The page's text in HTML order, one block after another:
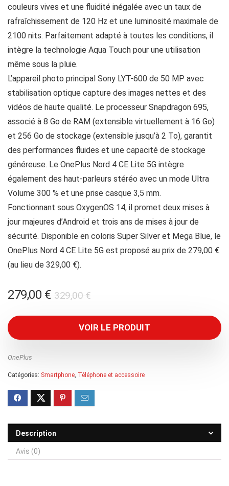
couleurs vives et une fluidité inégalée avec un taux de
rafraîchissement de 120 Hz et une luminosité maximale de
2100 nits. Parfaitement adapté à toutes les conditions, il
intègre la technologie Aqua Touch pour une utilisation
même sous la pluie.
L’appareil photo principal Sony LYT-600 de 50 MP avec
stabilisation optique capture des images nettes et des
vidéos de haute qualité. Le processeur Snapdragon 695,
associé à 8 Go de RAM (extensible virtuellement à 16 Go)
et 256 Go de stockage (extensible jusqu’à 2 To), garantit
des performances fluides et une capacité de stockage
généreuse. Le OnePlus Nord 4 CE Lite 5G intègre
également des haut-parleurs stéréo avec un mode Ultra
Volume 300 % et une prise casque 3,5 mm.
Fonctionnant sous OxygenOS 14, il promet deux mises à
jour majeures d’Android et trois ans de mises à jour de
sécurité. Disponible en coloris Super Silver et Mega Blue, le
OnePlus Nord 4 CE Lite 5G est proposé au prix de 279,00 €
(au lieu de 329,00 €).
329,00€Le
initial
était :
279,00 €
Le
actuel
est :
VOIR LE PRODUIT
OnePlus
Catégories: Smartphone, Téléphone et accessoire
Description
Avis (0)